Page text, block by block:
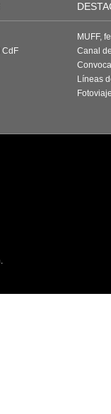
CdF
MUFF,
Canal
Líneas